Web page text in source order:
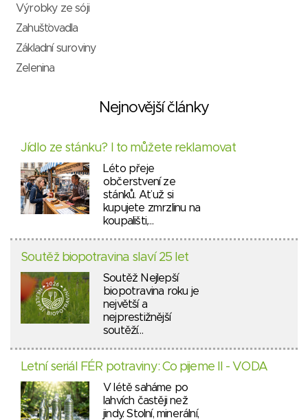
Výrobky ze sóji
Zahušťovadla
Základní suroviny
Zelenina
Nejnovější články
Jídlo ze stánku? I to můžete reklamovat
Léto přeje
občerstvení ze
stánků. Ať už si
kupujete zmrzlinu na
koupališti,…
Soutěž biopotravina slaví 25 let
Soutěž Nejlepší
biopotravina roku je
největší a
nejprestižnější
soutěží…
Letní seriál FÉR potraviny: Co pijeme II - VODA
V létě saháme po
lahvích častěji než
jindy. Stolní, minerální,